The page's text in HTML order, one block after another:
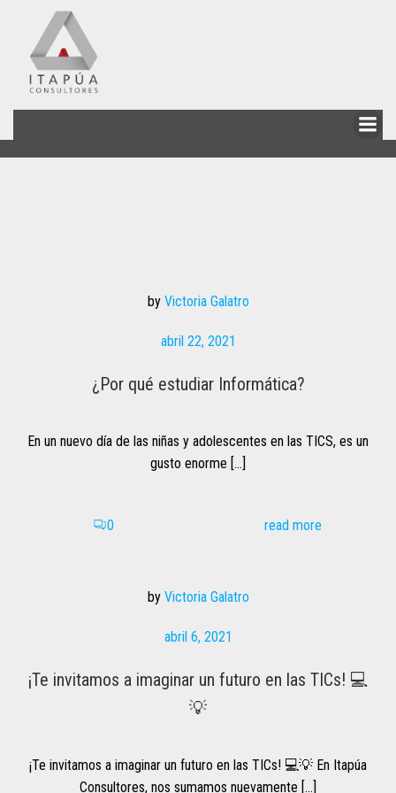
by Victoria Galatro
abril 22, 2021
¿Por qué estudiar Informática?
En un nuevo día de las niñas y adolescentes en las TICS, es un
gusto enorme […]
0 read more
by Victoria Galatro
abril 6, 2021
¡Te invitamos a imaginar un futuro en las TICs! 💻
💡
¡Te invitamos a imaginar un futuro en las TICs! 💻💡 En Itapúa
Consultores, nos sumamos nuevamente […]